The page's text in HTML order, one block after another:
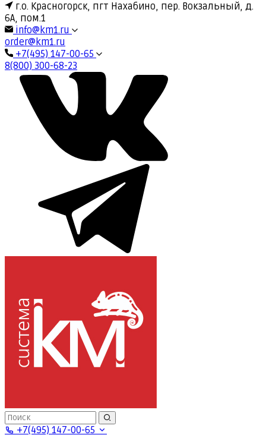
г.о. Красногорск, пгт Нахабино, пер. Вокзальный, д.
6А, пом.1
info@km1.ru
order@km1.ru
+7(495) 147-00-65
8(800) 300-68-23
+7(495) 147-00-65